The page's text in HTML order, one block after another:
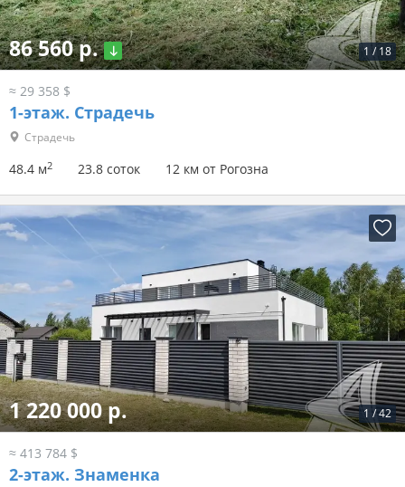
1 / 18
86 560 р.
≈ 29 358 $
1-этаж. Страдечь
Страдечь
48.4 м2 23.8 соток 12 км от Рогозна
1 /42
1 220 000 р.
≈ 413 784 $
2-этаж. Знаменка